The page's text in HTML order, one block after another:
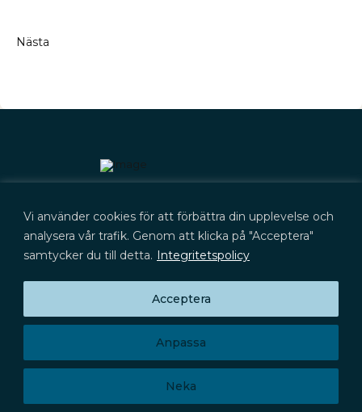
Vi använder cookies för att förbättra din upplevelse och
analysera vår trafik. Genom att klicka på "Acceptera"
samtycker du till detta. Integritetspolicy
Anpassa
Neka
Acceptera
Nästa
Prenumerera på press­meddelanden,
rapporter och aktieinformation
+46 (0) 702 566 705
kontakt@lyckegard.com
Signalistgatan 9
Privacy Policy